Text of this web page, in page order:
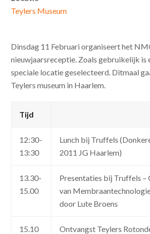
Teylers Museum
Dinsdag 11 Februari organiseert het
nieuwjaarsreceptie. Zoals gebruikelijk is
speciale locatie geselecteerd. Ditmaal
Teylers museum in Haarlem.
Tijd
12:30-
13:30
Lunch bij Truffels
2011 JG Haarlem)
13.30-
15.00
Presentaties bij Truffels –
van
door Lute Broens
15.10
Ontvangst Teylers